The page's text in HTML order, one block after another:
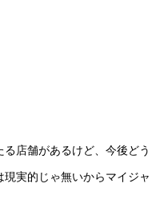
店舗があるけど、今後どう
実的じゃ無いからマイジャ